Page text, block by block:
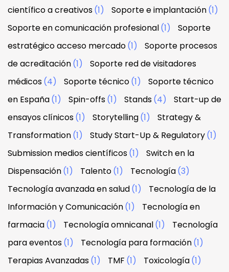
científico a creativos(1) Soporte e implantación(1)
Soporte en comunicación profesional(1)
Soporte
estratégico acceso mercado(1)
Soporte procesos
de acreditación(1)
Soporte red de visitadores
médicos(4) Soporte técnico(1)
Soporte técnico
en España(1) Spin-offs(1) Stands(4)
Start-up de
ensayos clínicos(1) Storytelling(1)
Strategy &
Transformation(1) Study Start-Up & Regulatory(1)
Submission medios científicos(1)
Switch en la
Dispensación(1) Talento(1) Tecnología(3)
Tecnología avanzada en salud(1)
Tecnología de la
Información y Comunicación(1)
Tecnología en
farmacia(1) Tecnología omnicanal(1)
Tecnología
para eventos(1) Tecnología para formación(1)
Terapias Avanzadas(1) TMF (1) Toxicología(1)